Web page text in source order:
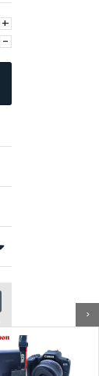
>
+
-